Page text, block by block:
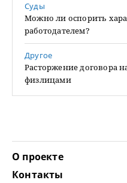
Суды
Можно ли оспорить
работодателем?
Другое
Расторжение договора
физлицами
О проекте
Контакты